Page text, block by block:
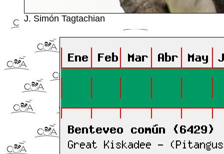
J. Simón Tagtachian